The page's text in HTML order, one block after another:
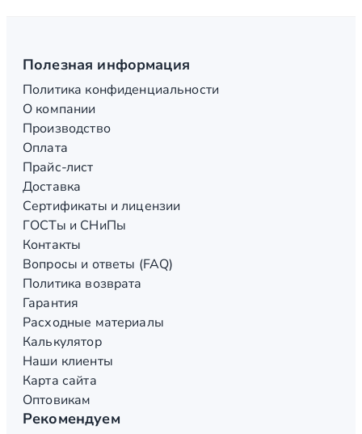
Полезная информация
Политика конфиденциальности
О компании
Производство
Оплата
Прайс-лист
Доставка
Сертификаты и лицензии
ГОСТы и СНиПы
Контакты
Вопросы и ответы (FAQ)
Политика возврата
Гарантия
Расходные материалы
Калькулятор
Наши клиенты
Карта сайта
Оптовикам
Рекомендуем